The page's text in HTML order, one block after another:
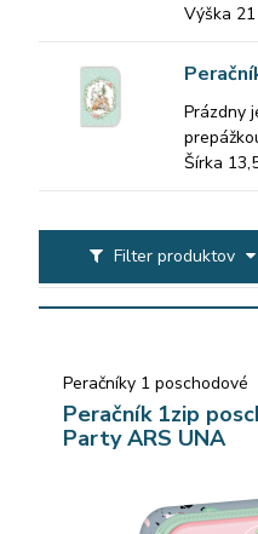
Výška 21
Hĺbka 5,5
Prázdny
Šírka
Filter produktov
Peračníky 1 poschodové
Peračník 1zip
Party ARS UNA